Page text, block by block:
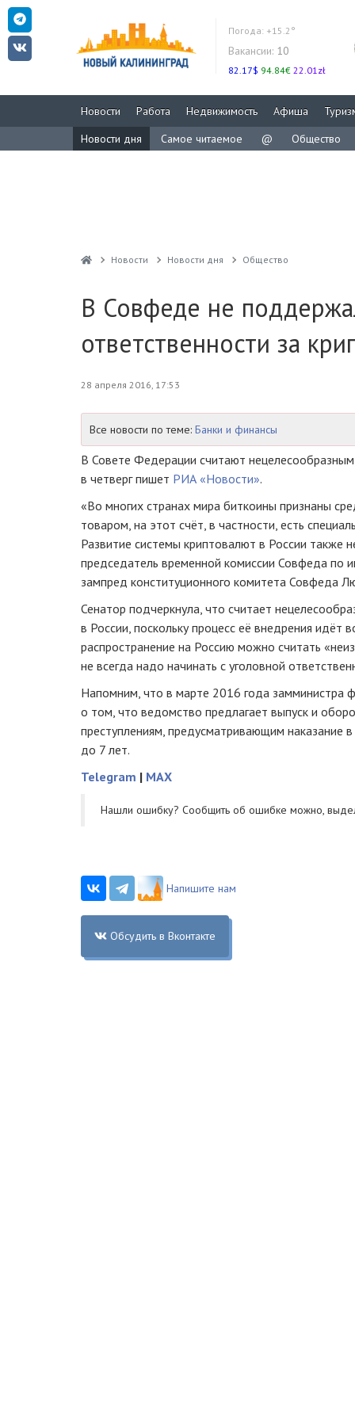
Погода: +15.2°
Вакансии: 10
82.17$ 94.84€ 22.01zł
Новости Работа Недвижимость Афиша
Новости дня
Самое читаемое @ Общество
Новости Новости дня Общество
В Совфеде не
ответственности за
28 апреля 2016, 17:53
Все новости по теме: Банки и финансы
В Совете Федерации считают
в четверг пишет РИА «Новости».
«Во многих странах мира биткоины признаны
товаром, на этот счёт, в частности, есть
Развитие системы криптовалют в России также
председатель временной комиссии Совфеда по
зампред конституционного комитета Совфеда
Сенатор подчеркнула, что считает
в России, поскольку процесс её внедрения идёт
распространение на Россию можно считать
не всегда надо начинать с уголовной
Напомним, что в марте 2016 года замминистра
о том, что ведомство предлагает выпуск и
преступлениям, предусматривающим наказание
до 7 лет.
Telegram | MAX
Нашли ошибку? Cообщить об ошибке можно,
Напишите нам
Обсудить в Вконтакте